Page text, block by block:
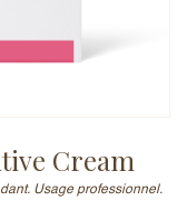
Cream
Usage professionnel.